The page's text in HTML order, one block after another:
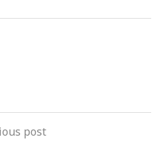
post